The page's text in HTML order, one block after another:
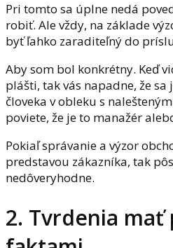
Pri tomto sa úplne nedá
robiť. Ale vždy, na základe
byť ľahko zaraditeľný do
Aby som bol konkrétny. Keď
plášti, tak vás napadne, že sa
človeka v obleku s
poviete, že je to manažér
Pokiaľ správanie a výzor
predstavou zákazníka, tak
nedôveryhodne.
2. Tvrdenia mať